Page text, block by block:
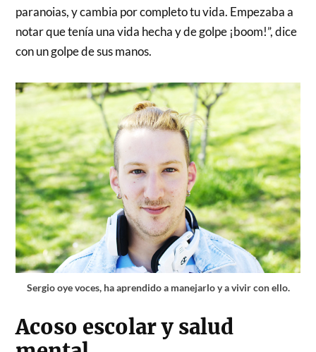
paranoias, y cambia por completo tu vida. Empezaba a
notar que tenía una vida hecha y de golpe ¡boom!”, dice
con un golpe de sus manos.
Sergio oye voces, ha aprendido a manejarlo y a vivir con ello.
Acoso escolar y salud